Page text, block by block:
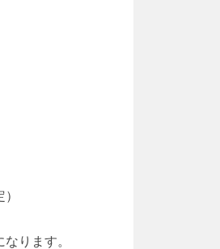
ります。